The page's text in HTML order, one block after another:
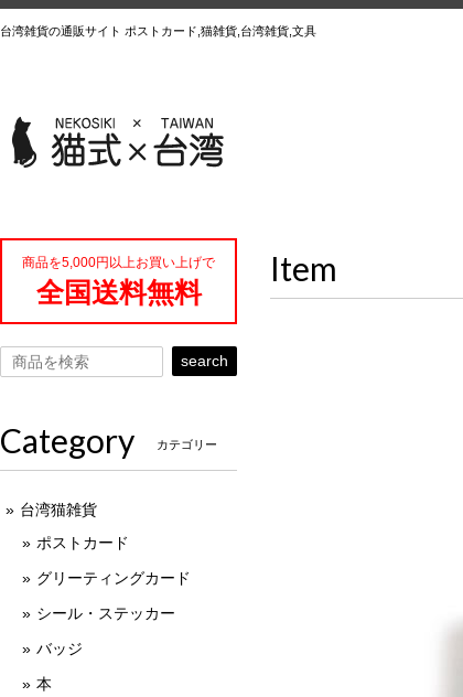
台湾雑貨の通販サイト ポストカード,猫雑貨,台湾雑貨,文具
Item
商品を5,000円以上お買い上げで
全国送料無料
search
Category カテゴリー
台湾猫雑貨
ポストカード
グリーティングカード
シール・ステッカー
バッジ
本